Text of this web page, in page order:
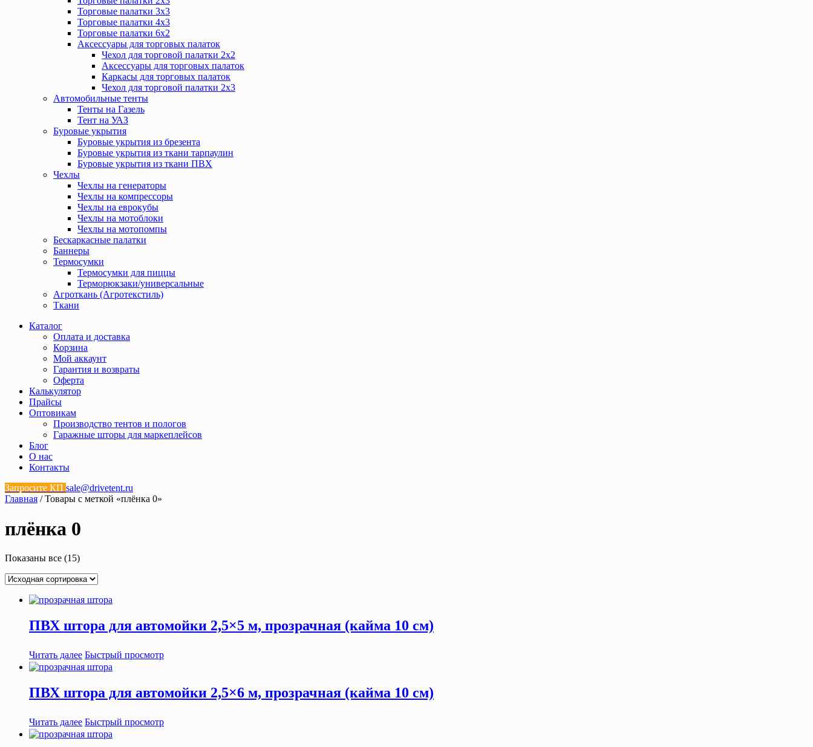
Торговые палатки 3х3
Торговые палатки 4х3
Торговые палатки 6х2
Аксессуары для торговых палаток
Чехол для торговой палатки 2х2
Аксессуары для торговых палаток
Каркасы для торговых палаток
Чехол для торговой палатки 2х3
Автомобильные тенты
Тенты на Газель
Тент на УАЗ
Буровые укрытия
Буровые укрытия из брезента
Буровые укрытия из ткани тарпаулин
Буровые укрытия из ткани ПВХ
Чехлы
Чехлы на генераторы
Чехлы на компрессоры
Чехлы на еврокубы
Чехлы на мотоблоки
Чехлы на мотопомпы
Бескаркасные палатки
Баннеры
Термосумки
Термосумки для пиццы
Терморюкзаки/универсальные
Агроткань (Агротекстиль)
Ткани
Каталог
Оплата и доставка
Корзина
Мой аккаунт
Гарантия и возвраты
Оферта
Калькулятор
Прайсы
Оптовикам
Производство тентов и пологов
Гаражные шторы для маркеплейсов
Блог
О нас
Контакты
Запросите КП sale@drivetent.ru
Главная / Товары с меткой «плёнка 0»
плёнка 0
Показаны все (15)
ПВХ штора для автомойки 2,5×5 м, прозрачная (кайма 10 см)
Читать далее Быстрый просмотр
ПВХ штора для автомойки 2,5×6 м, прозрачная (кайма 10 см)
Читать далее Быстрый просмотр